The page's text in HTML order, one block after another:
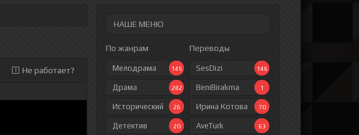
НАШЕ МЕНЮ
По жанрам
Мелодрама 145
Драма 282
Исторический 26
Детектив 20
Переводы
SesDizi 146
BeniBirakma 1
Ирина Котова 70
AveTurk 63
Не работает?